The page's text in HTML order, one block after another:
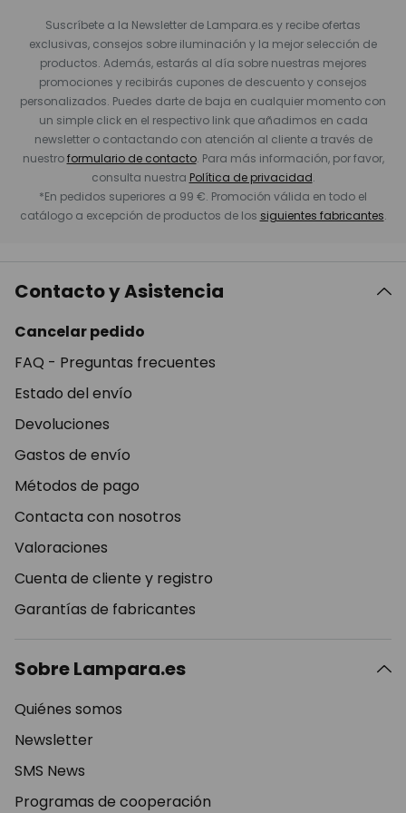
Suscríbete a la Newsletter de Lampara.es y recibe ofertas
exclusivas, consejos sobre iluminación y la mejor selección de
productos. Además, estarás al día sobre nuestras mejores
promociones y recibirás cupones de descuento y consejos
personalizados. Puedes darte de baja en cualquier momento con
un simple click en el respectivo link que añadimos en cada
newsletter o contactando con atención al cliente a través de
nuestroformulario de contacto. Para más información, por favor,
consulta nuestra Política de privacidad.
*En pedidos superiores a 99 €. Promoción válida en todo el
catálogo a excepción de productos de los siguientes fabricantes.
Contacto y Asistencia
Cancelar pedido
FAQ - Preguntas frecuentes
Estado del envío
Devoluciones
Gastos de envío
Métodos de pago
Contacta con nosotros
Valoraciones
Cuenta de cliente y registro
Garantías de fabricantes
Sobre Lampara.es
Quiénes somos
Newsletter
SMS News
Programas de cooperación